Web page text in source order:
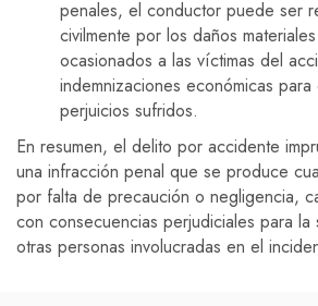
penales, el conductor puede ser
civilmente por los daños
ocasionados a las víctimas del
indemnizaciones económicas
perjuicios sufridos.
En resumen, el delito por accidente
una infracción penal que se produce
por falta de precaución o negligencia,
con consecuencias perjudiciales para la
otras personas involucradas en el